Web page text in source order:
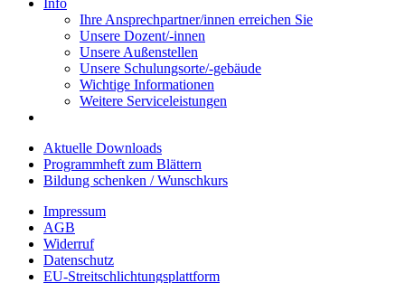
Info
Ihre Ansprechpartner/innen erreichen Sie
Unsere Dozent/-innen
Unsere Außenstellen
Unsere Schulungsorte/-gebäude
Wichtige Informationen
Weitere Serviceleistungen
Aktuelle Downloads
Programmheft zum Blättern
Bildung schenken / Wunschkurs
Impressum
AGB
Widerruf
Datenschutz
EU-Streitschlichtungsplattform